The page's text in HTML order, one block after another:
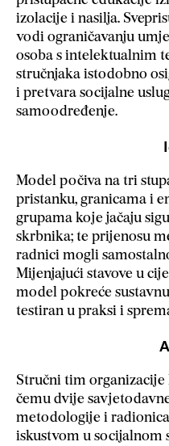
izolacije i nasilja.
vodi ograničavanju
osoba s intelektualnim
stručnjaka istodobno
i pretvara socijalne
samoodređenje.
Model počiva na tri
pristanku, granicama i
grupama koje jačaju
skrbnika; te prijenosu
radnici mogli
Mijenjajući stavove u
model pokreće
testiran u praksi i
Stručni tim
čemu dvije
metodologije i
iskustvom u socijalnom